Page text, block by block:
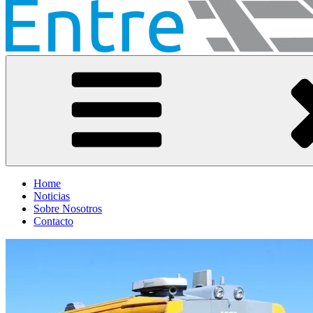
Información ferroviaria
Home
Noticias
Sobre Nosotros
Contacto